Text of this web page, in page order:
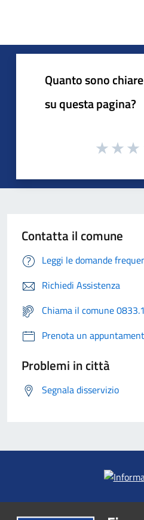
Quanto sono
su questa pagina?
Contatta il comune
Leggi le domande
Richiedi Assistenza
Chiama il comune
Prenota un
Problemi in città
Segnala disservizio